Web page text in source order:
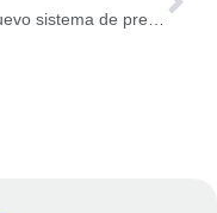
Lobo: Nuevo sistema de precios de la Sundde apunta a reducir la inflación